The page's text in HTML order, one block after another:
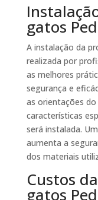
gatos
A instalação da
realizada por
as melhores
segurança e
as orientações
características
será instalada.
aumenta a
dos materiais
Custos
gatos